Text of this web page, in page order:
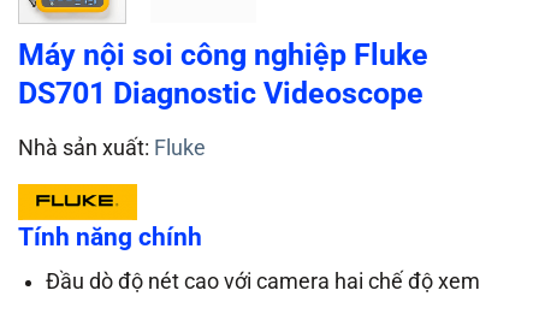
Máy nội soi công nghiệp Fluke
DS701 Diagnostic Videoscope
Nhà sản xuất: Fluke
Tính năng chính
Đầu dò độ nét cao với camera hai chế độ xem